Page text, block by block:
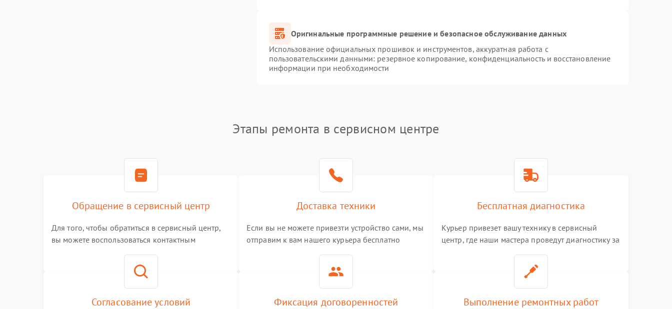
Оригинальные программные решение и безопасное обслуживание данных
Использование официальных прошивок и инструментов, аккуратная работа с
пользовательскими данными: резервное копирование, конфиденциальность и восстановление
информации при необходимости
Этапы ремонта в сервисном центре
Обращение в сервисный центр
Для того, чтобы обратиться в сервисный центр,
вы можете воспользоваться контактным
номер телефона на сайте
Доставка техники
Если вы не можете привезти устройство сами, мы
отправим к вам нашего курьера бесплатно
Бесплатная диагностика
Курьер привезет вашу технику в сервисный
центр, где наши мастера проведут диагностику за
Согласование условий Фиксация договоренностей Выполнение ремонтных работ